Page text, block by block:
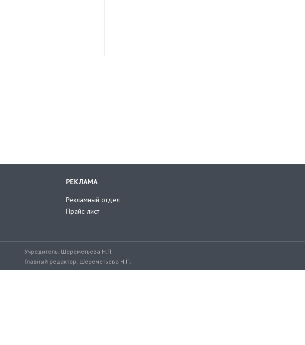
РЕКЛАМА
Рекламный отдел
Прайс-лист
Учредитель: Шереметьева Н.П.
Главный редактор: Шереметьева Н.П.